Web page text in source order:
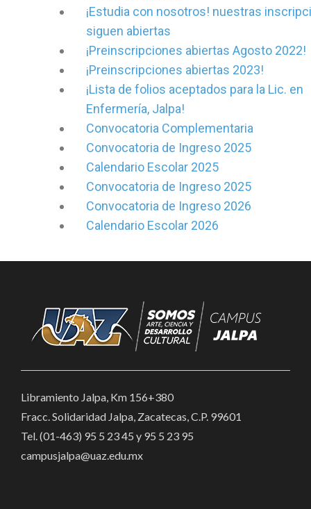
¡Estudia con nosotros! nuestras
siguen abiertas
¡Preinscripciones abiertas Agosto 2022!
¡Preinscripciones abiertas 2023!
¡Lista de folios aceptados para la Lic. en
Enfermería, Jalpa!
Convocatoria Complementaria
Convocatoria de Ingreso 2025
Calendario Escolar 2025
Convocatoria de Ingreso 2025
Convocatoria de Ingreso 2026
Calendario Escolar 2026
Libramiento Jalpa, Km 156+380
Fracc. Solidaridad Jalpa, Zacatecas, C.P. 99601
Tel. (01-463) 95 5 23 45 y 95 5 23 95
campusjalpa@uaz.edu.mx